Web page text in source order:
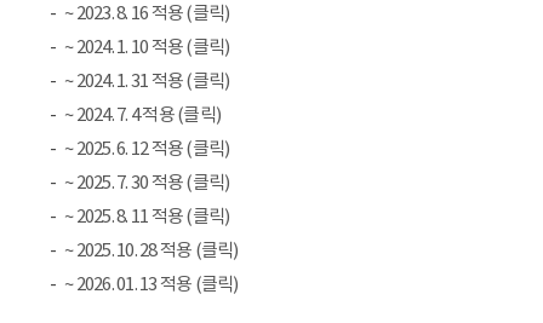
~ 2023. 8. 16 적용 (클릭)
~ 2024. 1. 10 적용 (클릭)
~ 2024. 1. 31 적용 (클릭)
~ 2024. 7. 4 적용 (클릭)
~ 2025. 6. 12 적용 (클릭)
~ 2025. 7. 30 적용 (클릭)
~ 2025. 8. 11 적용 (클릭)
~ 2025. 10. 28 적용 (클릭)
~ 2026. 01. 13 적용 (클릭)